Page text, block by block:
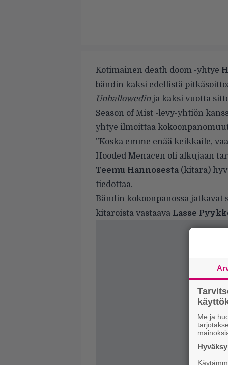
Kotimainen death doom -yhtye
bändin kaksi edellistä
Unhallowedinja kaksi vuotta
Season of Mist -levy-yhtiön
yhtye ilmoittaa
”Koska emme enää keikkaile,
Hooded Menacen oli alkujaan
Teemu Hannosesta(kitara)
tiedottaa.
Bändin kokoonpanossa jatkavat
kitaroista vastaava Lasse
Me ja